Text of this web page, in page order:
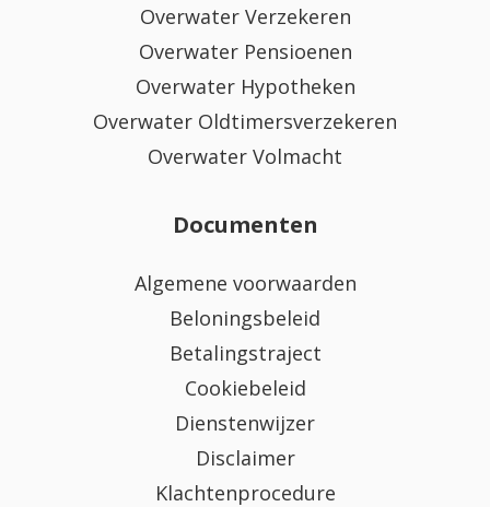
Overwater Verzekeren
Overwater Pensioenen
Overwater Hypotheken
Overwater Oldtimersverzekeren
Overwater Volmacht
Documenten
Algemene voorwaarden
Beloningsbeleid
Betalingstraject
Cookiebeleid
Dienstenwijzer
Disclaimer
Klachtenprocedure